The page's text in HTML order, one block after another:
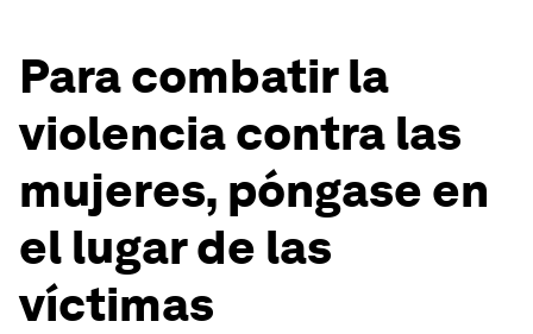
Para combatir la
violencia contra las
mujeres, póngase en
el lugar de las
víctimas